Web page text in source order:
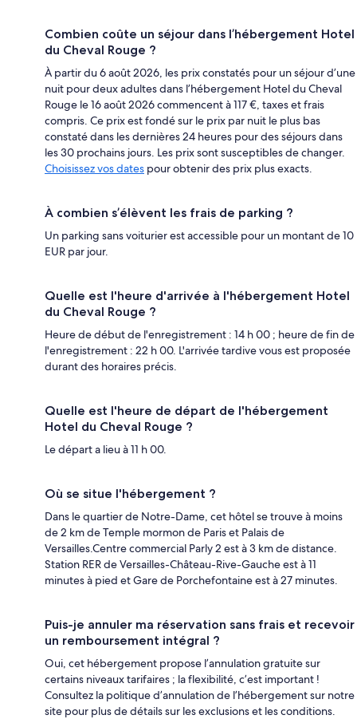
Combien coûte un séjour dans l’hébergement Hotel
du Cheval Rouge ?
À partir du 6 août 2026, les prix constatés pour un séjour d’une
nuit pour deux adultes dans l’hébergement Hotel du Cheval
Rouge le 16 août 2026 commencent à 117 €, taxes et frais
compris. Ce prix est fondé sur le prix par nuit le plus bas
constaté dans les dernières 24 heures pour des séjours dans
les 30 prochains jours. Les prix sont susceptibles de changer.
Choisissez vos dates pour obtenir des prix plus exacts.
À combien s’élèvent les frais de parking ?
Un parking sans voiturier est accessible pour un montant de 10
EUR par jour.
Quelle est l'heure d'arrivée à l'hébergement Hotel
du Cheval Rouge ?
Heure de début de l'enregistrement : 14 h 00 ; heure de fin de
l'enregistrement : 22 h 00. L'arrivée tardive vous est proposée
durant des horaires précis.
Quelle est l'heure de départ de l'hébergement
Hotel du Cheval Rouge ?
Le départ a lieu à 11 h 00.
Où se situe l'hébergement ?
Dans le quartier de Notre-Dame, cet hôtel se trouve à moins
de 2 km de Temple mormon de Paris et Palais de
Versailles.Centre commercial Parly 2 est à 3 km de distance.
Station RER de Versailles-Château-Rive-Gauche est à 11
minutes à pied et Gare de Porchefontaine est à 27 minutes.
Puis-je annuler ma réservation sans frais et recevoir
un remboursement intégral ?
Oui, cet hébergement propose l’annulation gratuite sur
certains niveaux tarifaires ; la flexibilité, c’est important !
Consultez la politique d’annulation de l’hébergement sur notre
site pour plus de détails sur les exclusions et les conditions.